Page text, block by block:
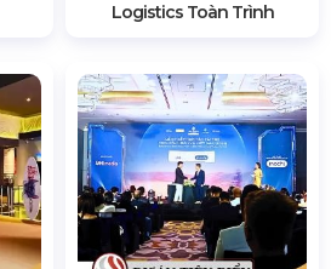
Logistics Toàn Trình